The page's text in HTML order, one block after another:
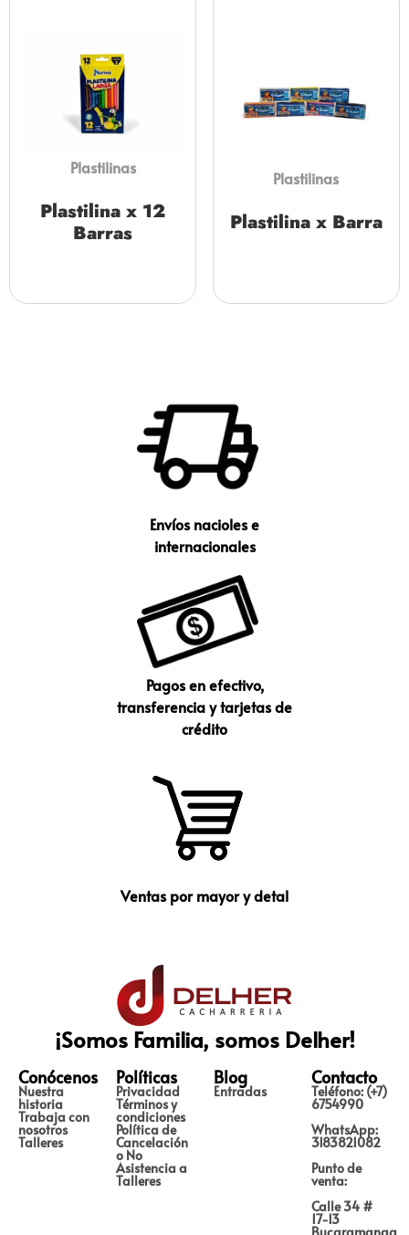
Plastilinas
Plastilina x 12
Barras
Plastilinas
Plastilina x Barra
Envíos nacioles e
internacionales
Pagos en efectivo,
transferencia y tarjetas de
crédito
Ventas por mayor y detal
¡Somos Familia, somos Delher!
Conócenos
Nuestra
historia
Trabaja con
nosotros
Talleres
Políticas
Privacidad
Términos y
condiciones
Política de
Cancelación
o No
Asistencia a
Talleres
Blog
Entradas
Contacto
Teléfono: (+7)
6754990
WhatsApp:
3183821082
Punto de
venta:
Calle 34 #
17-13
Bucaramanga